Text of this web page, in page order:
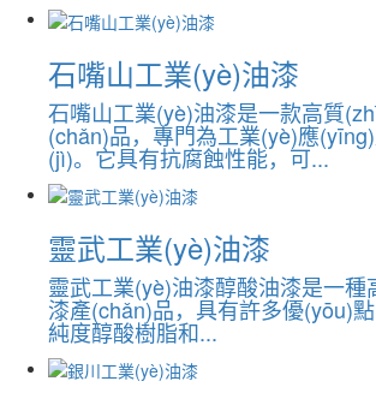
石嘴山工業(yè)油漆
石嘴山工業(yè)油漆是一款高質
(chǎn)品，專門為工業(yè)應
(jì)。它具有抗腐蝕性能，可...
靈武工業(yè)油漆
靈武工業(yè)油漆醇酸油漆是一種
漆產(chǎn)品，具有許多優(yōu)
純度醇酸樹脂和...